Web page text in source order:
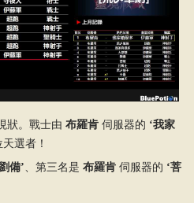
狀。戰士由 布羅肯伺服器的 ‘我家
選者！
備’、第三名是 布羅肯伺服器的 ‘菩